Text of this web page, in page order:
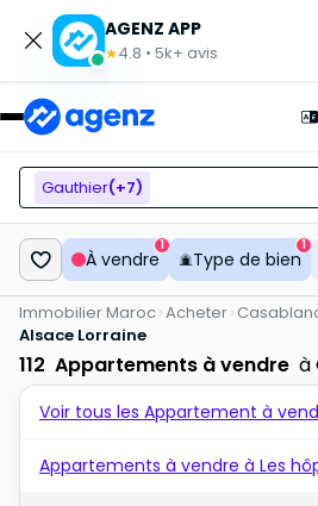
AGENZ APP
★4.8 • 5k+ avis
Gauthier(+7)
À vendre
1
Type de bien
1
Immobilier Maroc Acheter
Alsace Lorraine
112 Appartements à vendre à
Voir tous les Appartement à
Appartements à vendre à Les